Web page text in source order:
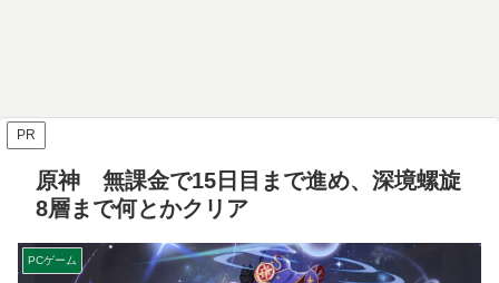
PR
原神 無課金で15日目まで進め、深境螺旋
8層まで何とかクリア
PCゲーム